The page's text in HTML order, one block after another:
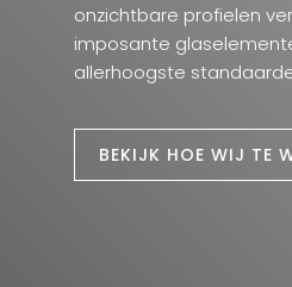
onzichtbare profielen
imposante
allerhoogste
BEKIJK HOE WIJ TE